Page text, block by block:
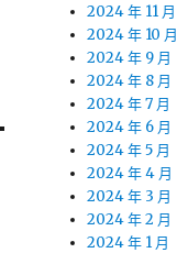
2024 年 11 月
2024 年 10 月
2024 年 9 月
2024 年 8 月
2024 年 7 月
2024 年 6 月
2024 年 5 月
2024 年 4 月
2024 年 3 月
2024 年 2 月
2024 年 1 月